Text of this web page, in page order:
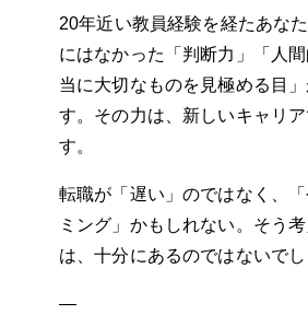
20年近い教員経験を経たあな
にはなかった「判断力」「人
当に大切なものを見極める目
す。その力は、新しいキャリ
す。
転職が「遅い」のではなく、
ミング」かもしれない。そう
は、十分にあるのではないでし
—